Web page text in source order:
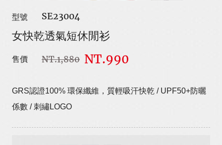
型號 SE23004
女快乾透氣短休閒衫
售價 NT.1,880 NT.990
GRS認證100% 環保纖維，質輕吸汗快乾 / UPF50+防曬
係數 / 刺繡LOGO